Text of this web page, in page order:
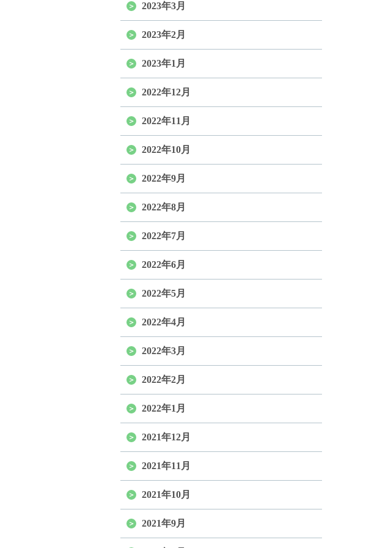
2023年3月
2023年2月
2023年1月
2022年12月
2022年11月
2022年10月
2022年9月
2022年8月
2022年7月
2022年6月
2022年5月
2022年4月
2022年3月
2022年2月
2022年1月
2021年12月
2021年11月
2021年10月
2021年9月